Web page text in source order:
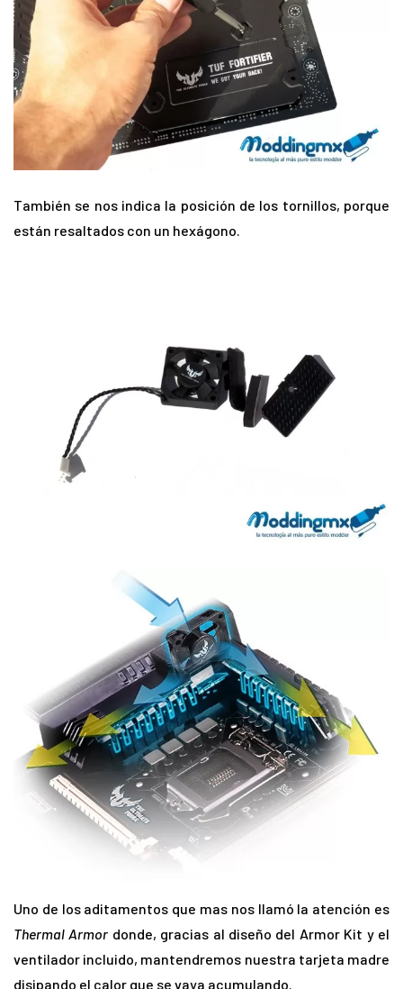
También se nos indica la posición de los tornillos, porque
están resaltados con un hexágono.
Uno de los aditamentos que mas nos llamó la atención es
Thermal Armor donde, gracias al diseño del Armor Kit y el
ventilador incluido, mantendremos nuestra tarjeta madre
disipando el calor que se vaya acumulando.